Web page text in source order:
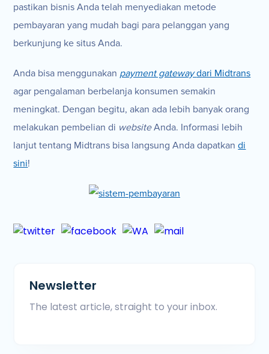
pastikan bisnis Anda telah menyediakan metode
pembayaran yang mudah bagi para pelanggan yang
berkunjung ke situs Anda.
Anda bisa menggunakan payment gatewaydari Midtrans
agar pengalaman berbelanja konsumen semakin
meningkat. Dengan begitu, akan ada lebih banyak orang
melakukan pembelian di websiteAnda. Informasi lebih
lanjut tentang Midtrans bisa langsung Anda dapatkandi
sini!
Newsletter
The latest article, straight to your inbox.